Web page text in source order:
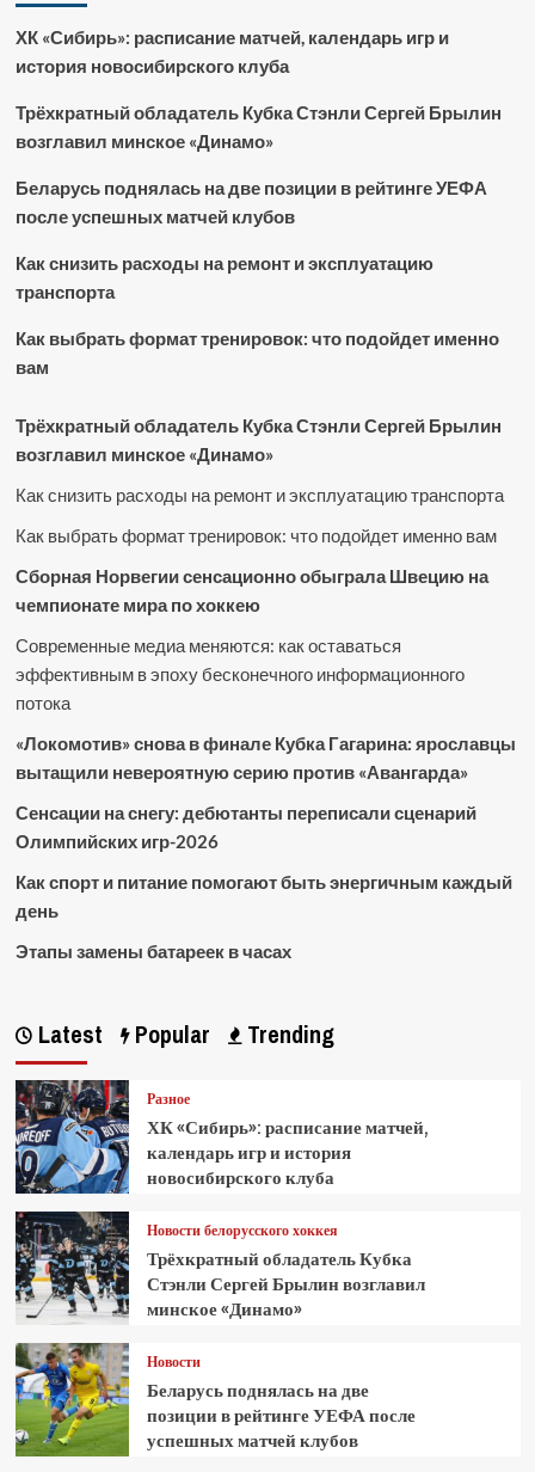
ХК «Сибирь»: расписание матчей, календарь игр и
история новосибирского клуба
Трёхкратный обладатель Кубка Стэнли Сергей Брылин
возглавил минское «Динамо»
Беларусь поднялась на две позиции в рейтинге УЕФА
после успешных матчей клубов
Как снизить расходы на ремонт и эксплуатацию
транспорта
Как выбрать формат тренировок: что подойдет именно
вам
Трёхкратный обладатель Кубка Стэнли Сергей Брылин
возглавил минское «Динамо»
Как снизить расходы на ремонт и эксплуатацию транспорта
Как выбрать формат тренировок: что подойдет именно вам
Сборная Норвегии сенсационно обыграла Швецию на
чемпионате мира по хоккею
Современные медиа меняются: как оставаться
эффективным в эпоху бесконечного информационного
потока
«Локомотив» снова в финале Кубка Гагарина: ярославцы
вытащили невероятную серию против «Авангарда»
Сенсации на снегу: дебютанты переписали сценарий
Олимпийских игр-2026
Как спорт и питание помогают быть энергичным каждый
день
Этапы замены батареек в часах
Latest Popular Trending
Разное
ХК «Сибирь»: расписание матчей,
календарь игр и история
новосибирского клуба
Новости белорусского хоккея
Трёхкратный обладатель Кубка
Стэнли Сергей Брылин возглавил
минское «Динамо»
Новости
Беларусь поднялась на две
позиции в рейтинге УЕФА после
успешных матчей клубов